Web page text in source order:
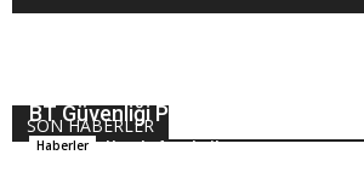
SON HABERLER
BT Güvenliği Politikalarını Biliyor
Haberler Hande Arpalıgil